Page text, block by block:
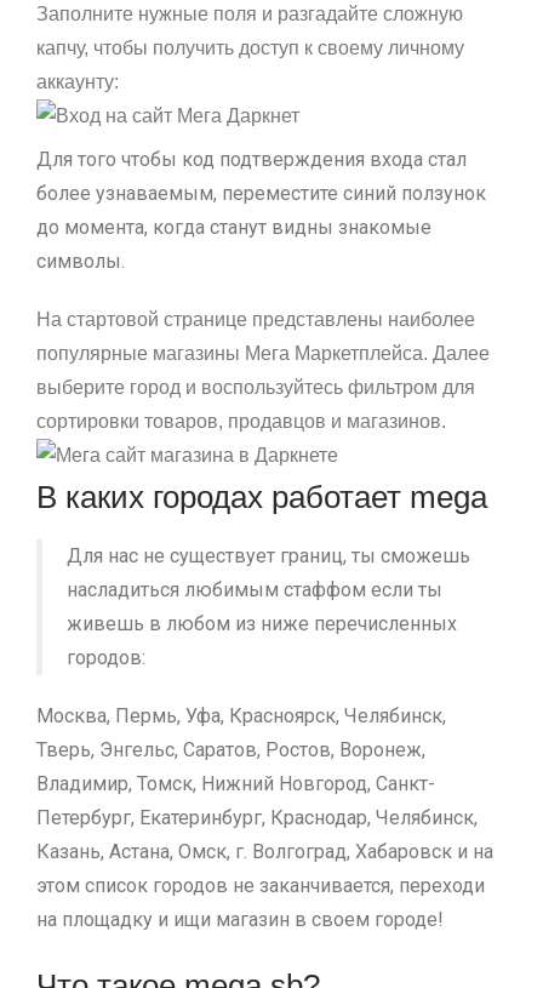
Заполните нужные поля и разгадайте сложную
капчу, чтобы получить доступ к своему личному
аккаунту:
Для того чтобы код подтверждения входа стал
более узнаваемым, переместите синий ползунок
до момента, когда станут видны знакомые
символы.
На стартовой странице представлены наиболее
популярные магазины Мега Маркетплейса. Далее
выберите город и воспользуйтесь фильтром для
сортировки товаров, продавцов и магазинов.
В каких городах работает mega
Для нас не существует границ, ты сможешь
насладиться любимым стаффом если ты
живешь в любом из ниже перечисленных
городов:
Москва, Пермь, Уфа, Красноярск, Челябинск,
Тверь, Энгельс, Саратов, Ростов, Воронеж,
Владимир, Томск, Нижний Новгород, Санкт-
Петербург, Екатеринбург, Краснодар, Челябинск,
Казань, Астана, Омск, г. Волгоград, Хабаровск и на
этом список городов не заканчивается, переходи
на площадку и ищи магазин в своем городе!